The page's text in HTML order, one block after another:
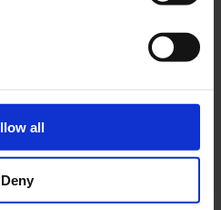
all
Deny
in un delicato puzzle di
pianta grassa onirica.
della giacca Bar in
ma anche l’Arizona
materiali e nelle loro